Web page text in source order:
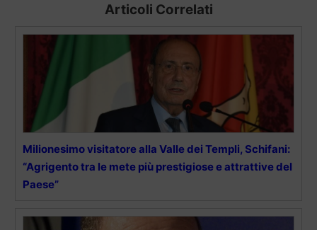
Articoli Correlati
Milionesimo visitatore alla Valle dei Templi, Schifani:
“Agrigento tra le mete più prestigiose e attrattive del
Paese”